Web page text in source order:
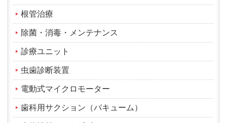
根管治療
除菌・消毒・メンテナンス
診療ユニット
虫歯診断装置
電動式マイクロモーター
歯科用サクション（バキューム）